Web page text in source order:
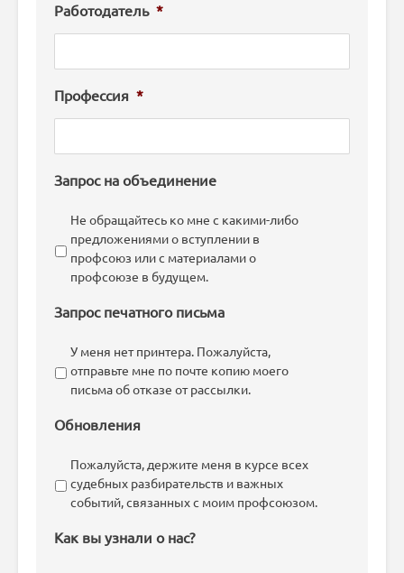
Работодатель *
Профессия *
Запрос на объединение
Не обращайтесь ко мне с какими-либо
предложениями о вступлении в
профсоюз или с материалами о
профсоюзе в будущем.
Запрос печатного письма
У меня нет принтера. Пожалуйста,
отправьте мне по почте копию моего
письма об отказе от рассылки.
Обновления
Пожалуйста, держите меня в курсе всех
судебных разбирательств и важных
событий, связанных с моим профсоюзом.
Как вы узнали о нас?